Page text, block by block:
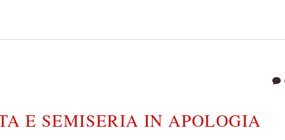
E SEMISERIA IN APOLOGIA